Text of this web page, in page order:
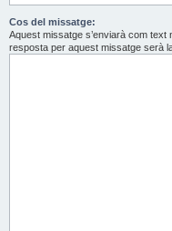
Cos del missatge:
Aquest missatge s’enviarà com text
resposta per aquest missatge serà